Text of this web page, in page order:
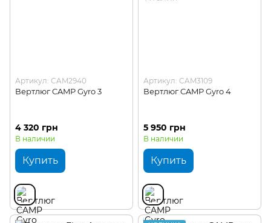
Артикул: CAM2940
Вертлюг CAMP Gyro 3
4 320 грн
В наличии
Купить
Артикул: CAM3109
Вертлюг CAMP Gyro 4
5 950 грн
В наличии
Купить